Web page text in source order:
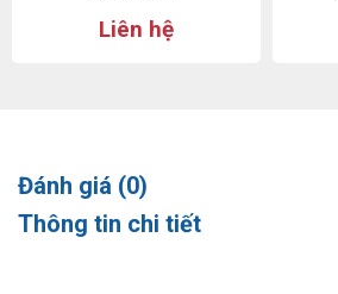
Liên hệ
Đánh giá (0)
Thông tin chi tiết